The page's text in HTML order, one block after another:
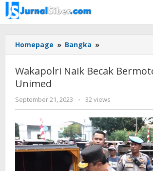
Skip
to
content
Homepage » Bangka »
Naik
Bermotor
Wakapolri Naik Becak
Unimed
September 21, 2023
by
Jurnalsiber
- 32 views